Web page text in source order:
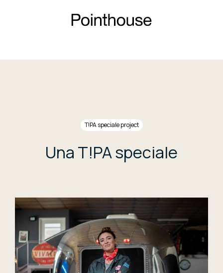
T!PA speciale project
Una T!PA speciale